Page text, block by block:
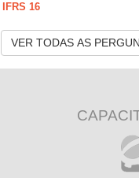
IFRS 16
VER TODAS AS